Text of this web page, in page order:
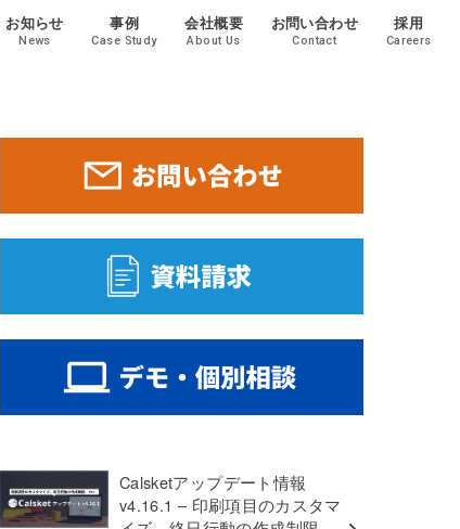
お知らせ
News
事例
Case Study
会社概要
About Us
お問い合わせ
Contact
採用
Careers
Calsketアップデート情報
v4.16.1 – 印刷項目のカスタマ